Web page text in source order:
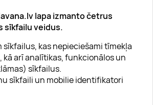
lapa izmanto četrus
sīkfailu veidus.
sīkfailus, kas nepieciešami tīmekļa
kā arī analītikas, funkcionālos un
sīkfailus.
sīkfaili un mobilie identifikatori
ar privātuma politiku